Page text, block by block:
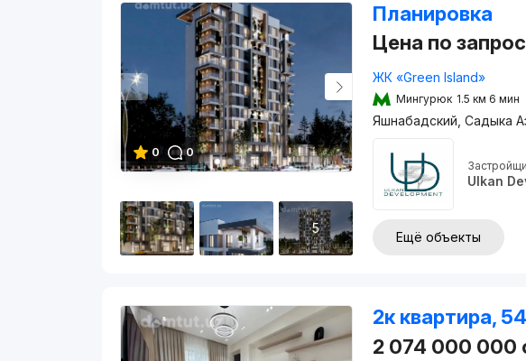
0 0
5
Планировка
Цена по
ЖК «Green Island»
Мингурюк 1.5 км 6 мин
Яшнабадский, Садыка
Ulkan
Ещё объекты
2к квартира,
2 074 000 000